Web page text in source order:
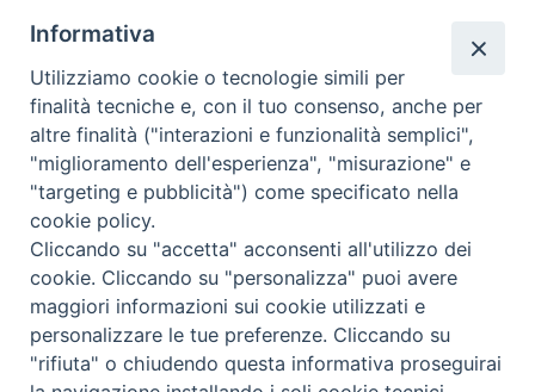
ancora regge le sorti del genere umano!
Condividi…
Piazza Duomo 7 - 80011 Acerra (NA) - Tel/Fax 081 5209329 -
Informativa
Utilizziamo cookie o tecnologie simili per
finalità tecniche e, con il tuo consenso, anche per
altre finalità ("interazioni e funzionalità semplici",
"miglioramento dell'esperienza", "misurazione" e
"targeting e pubblicità") come specificato nella
cookie policy.
Cliccando su "accetta" acconsenti all'utilizzo dei
cookie. Cliccando su "personalizza" puoi avere
maggiori informazioni sui cookie utilizzati e
personalizzare le tue preferenze. Cliccando su
"rifiuta" o chiudendo questa informativa proseguirai